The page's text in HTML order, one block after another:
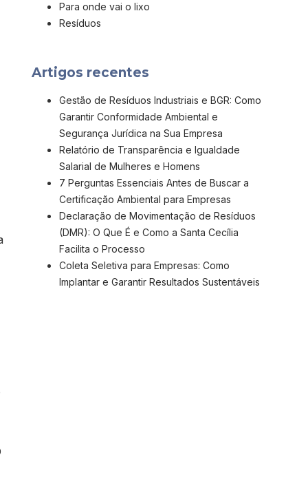
Para onde vai o lixo
Resíduos
Artigos recentes
Gestão de Resíduos Industriais e BGR: Como
Garantir Conformidade Ambiental e
Segurança Jurídica na Sua Empresa
Relatório de Transparência e Igualdade
Salarial de Mulheres e Homens
7 Perguntas Essenciais Antes de Buscar a
Certificação Ambiental para Empresas
Declaração de Movimentação de Resíduos
(DMR): O Que É e Como a Santa Cecília
Facilita o Processo
Coleta Seletiva para Empresas: Como
Implantar e Garantir Resultados Sustentáveis